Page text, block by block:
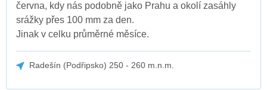
června, kdy nás podobně jako Prahu a okolí zasáhly
srážky přes 100 mm za den.
Jinak v celku průměrné měsíce.
Radešín (Podřipsko) 250 - 260 m.n.m.